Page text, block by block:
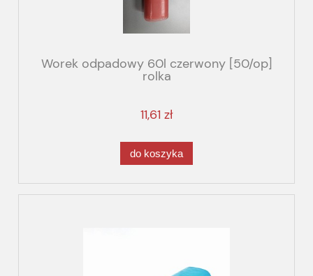
Worek odpadowy 60l czerwony [50/op]
rolka
11,61 zł
do koszyka